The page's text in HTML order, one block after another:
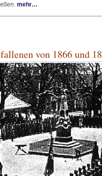
mehr…
von 1866 und